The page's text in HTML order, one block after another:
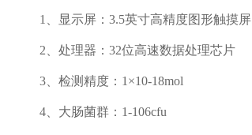
1、显示屏：3.5英寸高精度图形触摸屏
2、处理器：32位高速数据处理芯片
3、检测精度：1×10-18mol
4、大肠菌群：1-106cfu